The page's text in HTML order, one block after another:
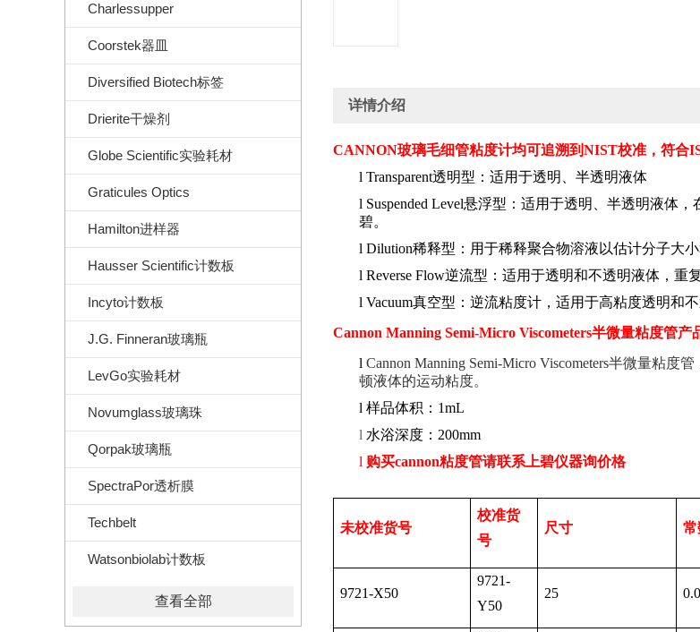
Charlessupper
Coorstek器皿
Diversified Biotech标签
Drierite干燥剂
Globe Scientific实验耗材
Graticules Optics
Hamilton进样器
Hausser Scientific计数板
Incyto计数板
J.G. Finneran玻璃瓶
LevGo实验耗材
Novumglass玻璃珠
Qorpak玻璃瓶
SpectraPor透析膜
Techbelt
Watsonbiolab计数板
查看全部
详情介绍
CANNON玻璃毛细管粘度计均可追溯到NIST校准，符合
l Transparent透明型：适用于透明、半透明液体
l Suspended Level悬浮型：适用于透明、半透明液体
碧。
l Dilution稀释型：用于稀释聚合物溶液以估计分子大小
l Reverse Flow逆流型：适用于透明和不透明液体，重
l Vacuum真空型：逆流粘度计，适用于高粘度透明和
Cannon Manning Semi-Micro Viscometers半微量粘度管产
l Cannon Manning Semi-Micro Viscometers半微量粘度管
顿液体的运动粘度。
l 样品体积： 1mL
l 水浴深度： 200mm
l 购买cannon粘度管请联系上碧仪器询价格
未校准货号
校准货
号
尺寸 常
9721-X50
9721-
Y50
25